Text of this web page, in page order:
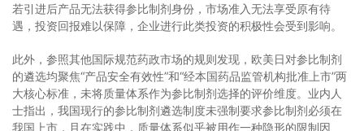
若引进后产品无法获得参比制剂身份，市场准入无法享受原有待
遇，投资回报难以保障，企业进行此类投资的积极性会受到影响。
此外，参照其他国际规范药政市场的规则发现，欧美日对参比制剂
的遴选均聚焦“产品安全有效性”和“经本国药品监管机构批准上市”两
大核心标准，未将质量体系作为参比制剂选择的评价维度。业内人
士指出，我国现行的参比制剂遴选制度未强制要求参比制剂必须在
我国上市，且在实践中，质量体系似乎被用作一种隐形的限制因